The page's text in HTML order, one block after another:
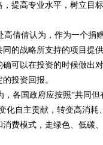
提高专业水平，树立目
倩倩认为，作为一个捐
的战略所支持的项目提
可以在投资的时候做出
投资回报。
各国政府应按照“共同但
化自主贡献，转变高消耗
费模式，走绿色、低碳